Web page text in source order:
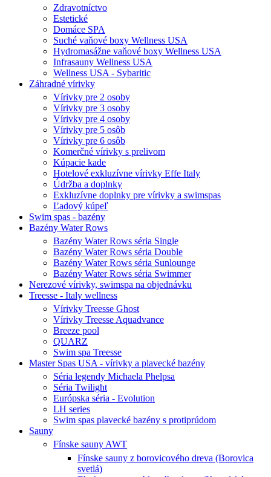
Zdravotníctvo
Estetické
Domáce SPA
Suché vaňové boxy Wellness USA
Hydromasážne vaňové boxy Wellness USA
Infrasauny Wellness USA
Wellness USA - Sybaritic
Záhradné vírivky
Vírivky pre 2 osoby
Vírivky pre 3 osoby
Vírivky pre 4 osoby
Vírivky pre 5 osôb
Vírivky pre 6 osôb
Komerčné vírivky s prelivom
Kúpacie kade
Hotelové exkluzívne vírivky Effe Italy
Údržba a doplnky
Exkluzívne doplnky pre vírivky a swimspas
Ľadový kúpeľ
Swim spas - bazény
Bazény Water Rows
Bazény Water Rows séria Single
Bazény Water Rows séria Double
Bazény Water Rows séria Sunlounge
Bazény Water Rows séria Swimmer
Nerezové vírivky, swimspa na objednávku
Treesse - Italy wellness
Vírivky Treesse Ghost
Vírivky Treesse Aquadvance
Breeze pool
QUARZ
Swim spa Treesse
Master Spas USA - vírivky a plavecké bazény
Séria legendy Michaela Phelpsa
Séria Twilight
Európska séria - Evolution
LH series
Swim spas plavecké bazény s protiprúdom
Sauny
Fínske sauny AWT
Fínske sauny z borovicového dreva (Borovica
svetlá)